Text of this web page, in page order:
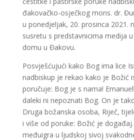
đakovačko-osječkog mons. dr.
u ponedjeljak, 20. prosinca 2021.
susretu s predstavnicima medija
domu u Đakovu.
Posvješćujući kako Bog ima lice
nadbiskup je rekao kako je Božić
poručuje: Bog je s nama!
daleki ni nepoznati Bog. On je
Druga božanska osoba, Riječ,
i više od poruke: Božić je
međuigra u ljudskoj sivoj